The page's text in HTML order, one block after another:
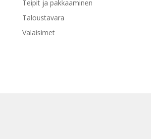
Teipit ja pakkaaminen
Taloustavara
Valaisimet